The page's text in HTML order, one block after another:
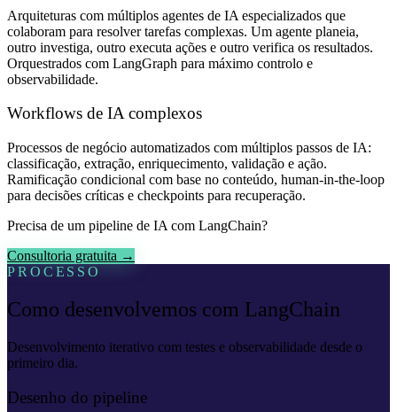
Arquiteturas com múltiplos agentes de IA especializados que
colaboram para resolver tarefas complexas. Um agente planeia,
outro investiga, outro executa ações e outro verifica os resultados.
Orquestrados com LangGraph para máximo controlo e
observabilidade.
Workflows de IA complexos
Processos de negócio automatizados com múltiplos passos de IA:
classificação, extração, enriquecimento, validação e ação.
Ramificação condicional com base no conteúdo, human-in-the-loop
para decisões críticas e checkpoints para recuperação.
Precisa de um pipeline de IA com LangChain?
Consultoria gratuita →
PROCESSO
Como desenvolvemos com LangChain
Desenvolvimento iterativo com testes e observabilidade desde o
primeiro dia.
Desenho do pipeline